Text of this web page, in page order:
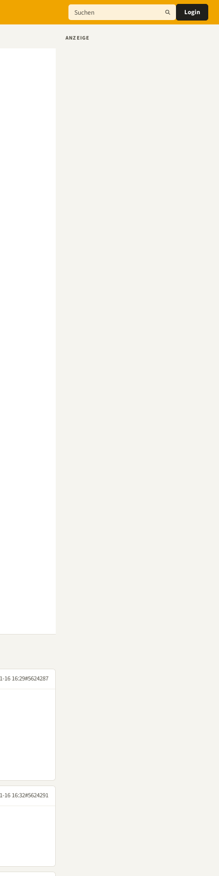
Login
16 16:29#5624287
16 16:32#5624291
ANZEIGE